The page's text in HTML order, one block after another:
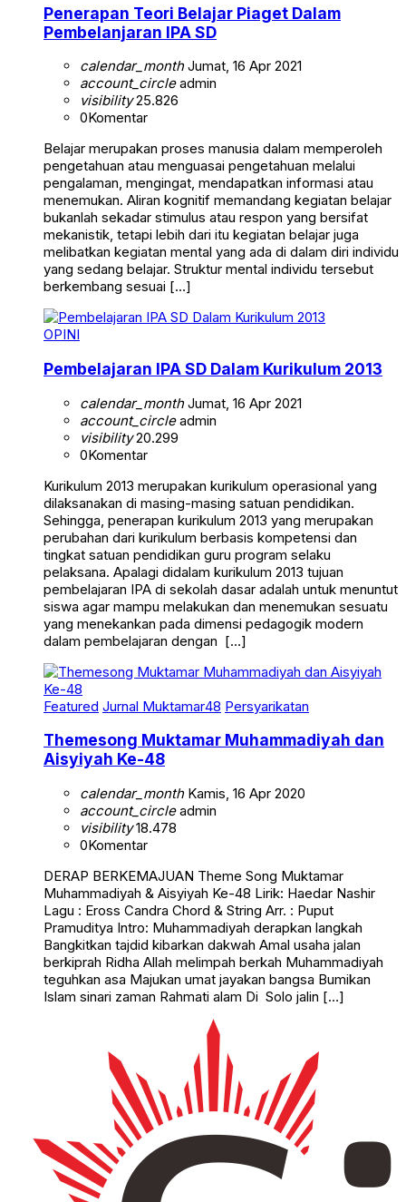
Penerapan Teori Belajar Piaget Dalam
Pembelanjaran IPA SD
calendar_monthJumat, 16 Apr 2021
account_circleadmin
visibility25.826
0Komentar
Belajar merupakan proses manusia dalam memperoleh
pengetahuan atau menguasai pengetahuan melalui
pengalaman, mengingat, mendapatkan informasi atau
menemukan. Aliran kognitif memandang kegiatan belajar
bukanlah sekadar stimulus atau respon yang bersifat
mekanistik, tetapi lebih dari itu kegiatan belajar juga
melibatkan kegiatan mental yang ada di dalam diri individu
yang sedang belajar. Struktur mental individu tersebut
berkembang sesuai […]
OPINI
Pembelajaran IPA SD Dalam Kurikulum 2013
calendar_monthJumat, 16 Apr 2021
account_circleadmin
visibility20.299
0Komentar
Kurikulum 2013 merupakan kurikulum operasional yang
dilaksanakan di masing-masing satuan pendidikan.
Sehingga, penerapan kurikulum 2013 yang merupakan
perubahan dari kurikulum berbasis kompetensi dan
tingkat satuan pendidikan guru program selaku
pelaksana. Apalagi didalam kurikulum 2013 tujuan
pembelajaran IPA di sekolah dasar adalah untuk menuntut
siswa agar mampu melakukan dan menemukan sesuatu
yang menekankan pada dimensi pedagogik modern
dalam pembelajaran dengan […]
Featured Jurnal Muktamar48 Persyarikatan
Themesong Muktamar Muhammadiyah dan
Aisyiyah Ke-48
calendar_monthKamis, 16 Apr 2020
account_circleadmin
visibility18.478
0Komentar
DERAP BERKEMAJUAN Theme Song Muktamar
Muhammadiyah & Aisyiyah Ke-48 Lirik: Haedar Nashir
Lagu : Eross Candra Chord & String Arr. : Puput
Pramuditya Intro: Muhammadiyah derapkan langkah
Bangkitkan tajdid kibarkan dakwah Amal usaha jalan
berkiprah Ridha Allah melimpah berkah Muhammadiyah
teguhkan asa Majukan umat jayakan bangsa Bumikan
Islam sinari zaman Rahmati alam Di Solo jalin […]